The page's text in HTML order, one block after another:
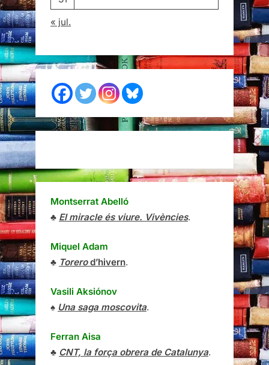
« jul.
Montserrat Abelló
♣ El miracle és viure. Vivències.
Miquel Adam
♣ Torerod’hivern.
Vasili Aksiónov
♠ Una saga moscovita.
Ferran Aisa
♣ CNT, la força obrera de Catalunya.